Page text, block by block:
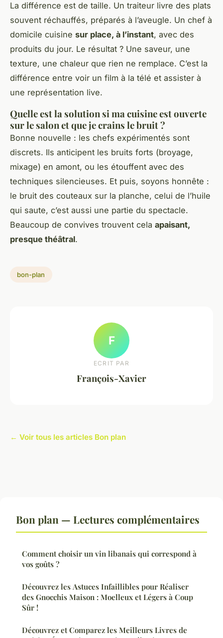
La différence est de taille. Un traiteur livre des plats
souvent réchauffés, préparés à l’aveugle. Un chef à
domicile cuisine sur place, à l’instant, avec des
produits du jour. Le résultat ? Une saveur, une
texture, une chaleur que rien ne remplace. C’est la
différence entre voir un film à la télé et assister à
une représentation live.
Quelle est la solution si ma cuisine est ouverte
sur le salon et que je crains le bruit ?
Bonne nouvelle : les chefs expérimentés sont
discrets. Ils anticipent les bruits forts (broyage,
mixage) en amont, ou les étouffent avec des
techniques silencieuses. Et puis, soyons honnête :
le bruit des couteaux sur la planche, celui de l’huile
qui saute, c’est aussi une partie du spectacle.
Beaucoup de convives trouvent cela apaisant,
presque théâtral.
bon-plan
F
ECRIT PAR
François-Xavier
← Voir tous les articles Bon plan
Bon plan — Lectures complémentaires
Comment choisir un vin libanais qui correspond à
vos goûts ?
Découvrez les Astuces Infaillibles pour Réaliser
des Gnocchis Maison : Moelleux et Légers à Coup
Sûr !
Découvrez et Comparez les Meilleurs Livres de